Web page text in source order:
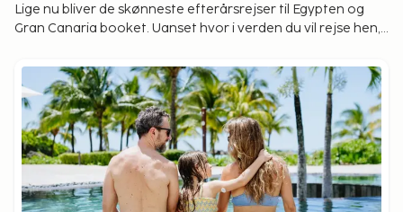
Lige nu bliver de skønneste efterårsrejser til Egypten og
Gran Canaria booket. Uanset hvor i verden du vil rejse hen,